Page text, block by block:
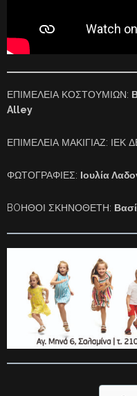
ΕΠΙΜΕΛΕΙΑ ΚΟΣΤΟΥΜΙΩΝ:
Alley
ΕΠΙΜΕΛΕΙΑ ΜΑΚΙΓΙΑΖ: ΙΕΚ
ΦΩΤΟΓΡΑΦΙΕΣ: Ιουλία
BOΗΘΟΙ ΣΚΗΝΟΘΕΤΗ: